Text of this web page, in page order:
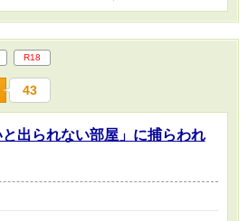
R18
43
と出られない部屋」に捕らわれ